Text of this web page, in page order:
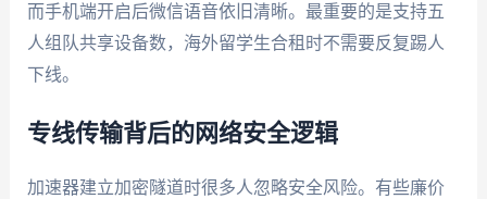
而手机端开启后微信语音依旧清晰。最重要的是支持五
人组队共享设备数，海外留学生合租时不需要反复踢人
下线。
专线传输背后的网络安全逻辑
加速器建立加密隧道时很多人忽略安全风险。有些廉价